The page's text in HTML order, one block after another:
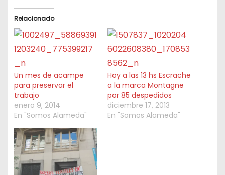
Relacionado
Un mes de acampe
para preservar el
trabajo
enero 9, 2014
En "Somos Alameda"
Hoy a las 13 hs Escrache
a la marca Montagne
por 85 despedidos
diciembre 17, 2013
En "Somos Alameda"